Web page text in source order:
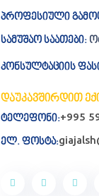
პროფესიული
სამუშაო საათები:
კონსულტაციის
დაუკავშირდით
ტელეფონი:+995
ელ. ფოსტა: